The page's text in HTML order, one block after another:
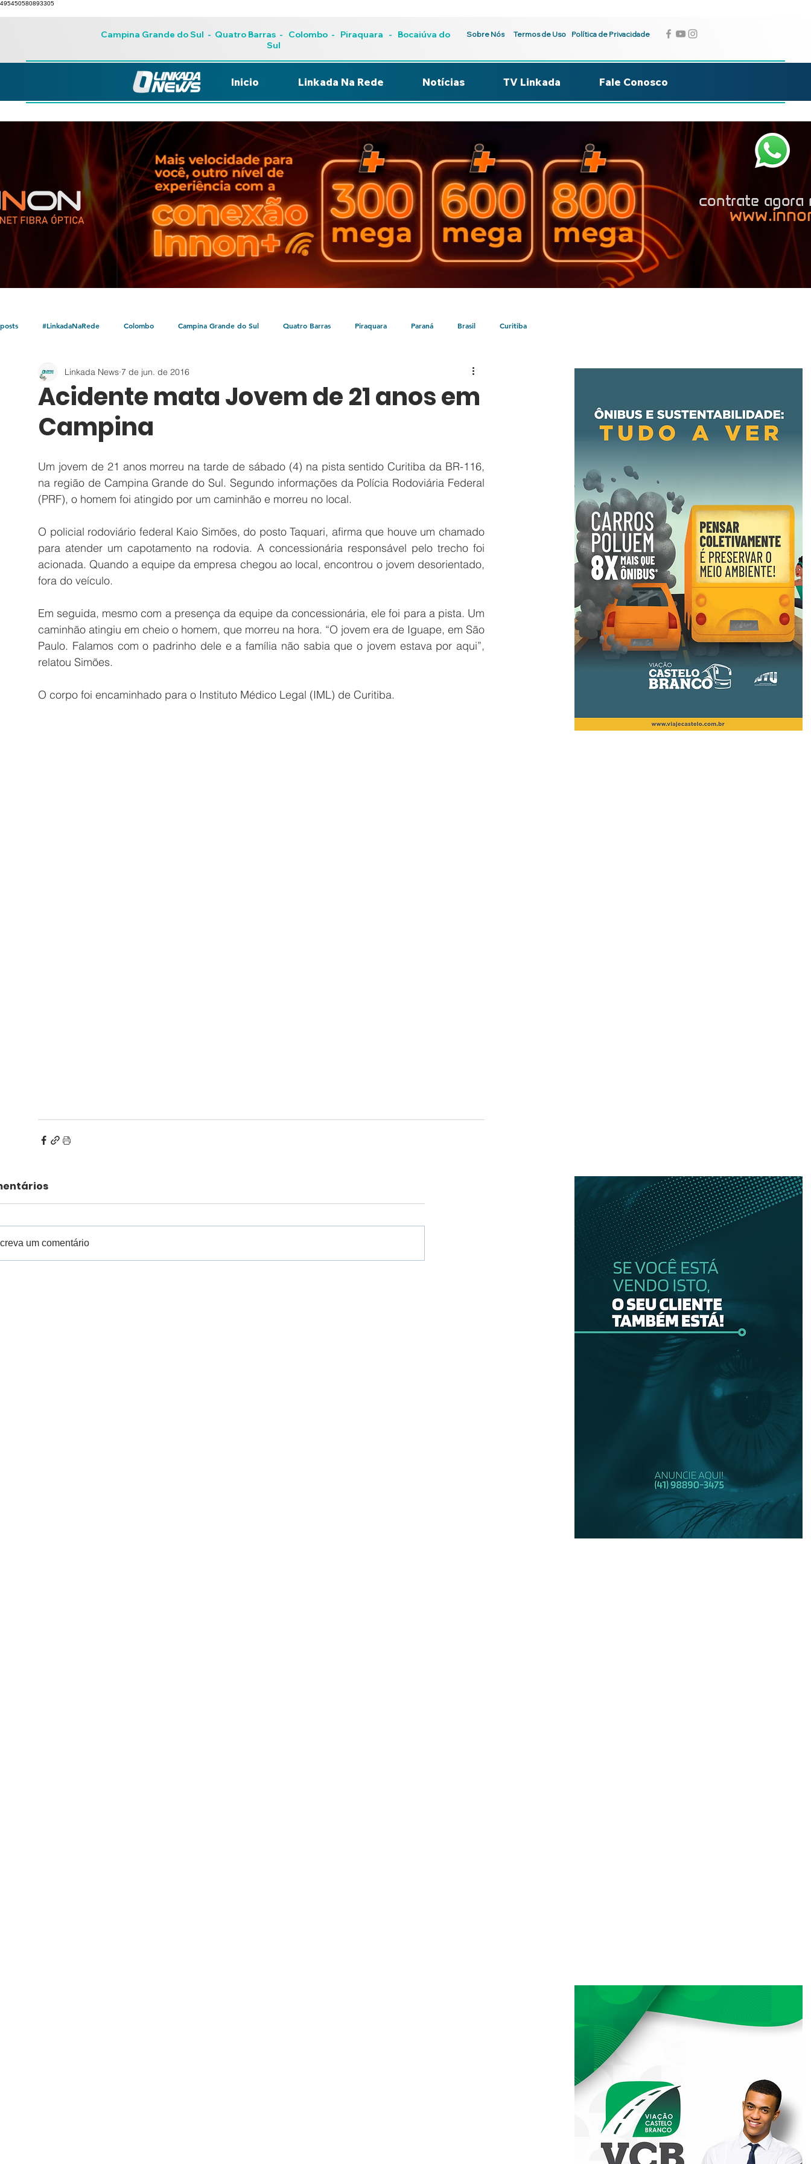
495450580893305
Campina Grande do Sul - Quatro Barras- Colombo- Piraquara - Bocaiúva do
Sul
Sobre Nós Termos de Uso Política de Privacidade
Inicio Linkada Na Rede Notícias TV Linkada Fale Conosco
#LinkadaNaRede Colombo Campina Grande do Sul Quatro Barras Piraquara Paraná Brasil Curitiba
Policial Bocaiúva do Sul Litoral
Acidente mata Jovem de 21 anos em
Campina
Linkada News 7 de jun. de 2016
Um jovem de 21 anos morreu na tarde de sábado (4) na pista sentido Curitiba da BR-116,
na região de Campina Grande do Sul. Segundo informações da Polícia Rodoviária Federal
(PRF), o homem foi atingido por um caminhão e morreu no local.
O policial rodoviário federal Kaio Simões, do posto Taquari, afirma que houve um chamado
para atender um capotamento na rodovia. A concessionária responsável pelo trecho foi
acionada. Quando a equipe da empresa chegou ao local, encontrou o jovem desorientado,
fora do veículo.
Em seguida, mesmo com a presença da equipe da concessionária, ele foi para a pista. Um
caminhão atingiu em cheio o homem, que morreu na hora. “O jovem era de Iguape, em São
Paulo. Falamos com o padrinho dele e a família não sabia que o jovem estava por aqui”,
relatou Simões.
O corpo foi encaminhado para o Instituto Médico Legal (IML) de Curitiba.
um comentário